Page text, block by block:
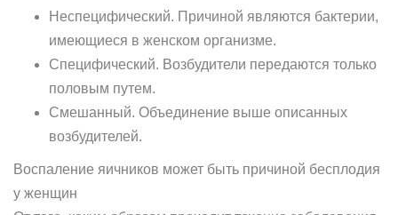
Неспецифический. Причиной являются бактерии,
имеющиеся в женском организме.
Специфический. Возбудители передаются только
половым путем.
Смешанный. Объединение выше описанных
возбудителей.
Воспаление яичников может быть причиной бесплодия
у женщин